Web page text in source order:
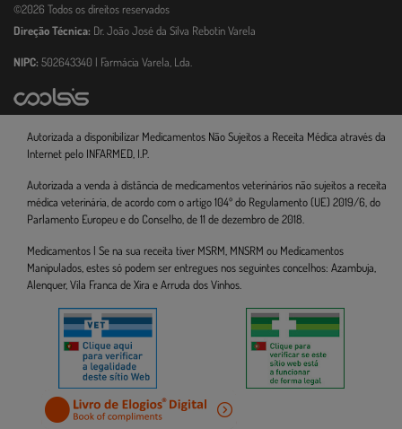
©2026 Todos os direitos reservados
Direção Técnica: Dr. João José da Silva Rebotin Varela
NIPC: 502643340 | Farmácia Varela, Lda.
Autorizada a disponibilizar Medicamentos Não Sujeitos a Receita Médica através da
Internet pelo INFARMED, I.P.
Autorizada a venda à distância de medicamentos veterinários não sujeitos a receita
médica veterinária, de acordo com o artigo 104º do Regulamento (UE) 2019/6, do
Parlamento Europeu e do Conselho, de 11 de dezembro de 2018.
Medicamentos | Se na sua receita tiver MSRM, MNSRM ou Medicamentos
Manipulados, estes só podem ser entregues nos seguintes concelhos: Azambuja,
Alenquer, Vila Franca de Xira e Arruda dos Vinhos.